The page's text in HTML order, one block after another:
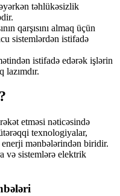
təhlükəsizlik
qarşısını almaq üçün
sistemlərdən istifadə
istifadə edərək işlərin
lazımdır.
etməsi nəticəsində
texnologiyalar,
mənbələrindən biridir.
və sistemlərə elektrik